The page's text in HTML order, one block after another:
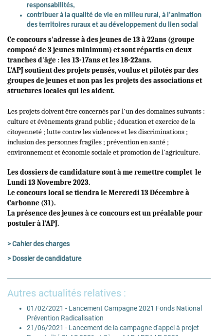
responsabilités,
contribuer à la qualité de vie en milieu rural, à l'animation
des territoires ruraux et au développement du lien social
Ce concours s'adresse à des jeunes de 13 à 22ans (groupe
composé de 3 jeunes minimum) et sont répartis en deux
tranches d'âge : les 13-17ans et les 18-22ans.
L'APJ soutient des projets pensés, voulus et pilotés par des
groupes de jeunes et non pas les projets des associations et
structures locales qui les aident.
Les projets doivent être concernés par l'un des domaines suivants :
culture et évènements grand public ; éducation et exercice de la
citoyenneté ; lutte contre les violences et les discriminations ;
inclusion des personnes fragiles ; prévention en santé ;
environnement et économie sociale et promotion de l'agriculture.
Les dossiers de candidature sont à me remettre complet le
Lundi 13 Novembre 2023.
Le concours local se tiendra le Mercredi 13 Décembre à
Carbonne (31).
La présence des jeunes à ce concours est un préalable pour
postuler à l'APJ.
> Cahier des charges
> Dossier de candidature
Autres actualités relatives :
01/02/2021 - Lancement Campagne 2021 Fonds National
Prévention Radicalisation
21/06/2021 - Lancement de la campagne d'appel à projet